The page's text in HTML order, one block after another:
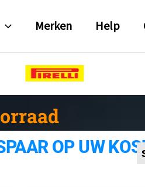
Merken Help
OP UW